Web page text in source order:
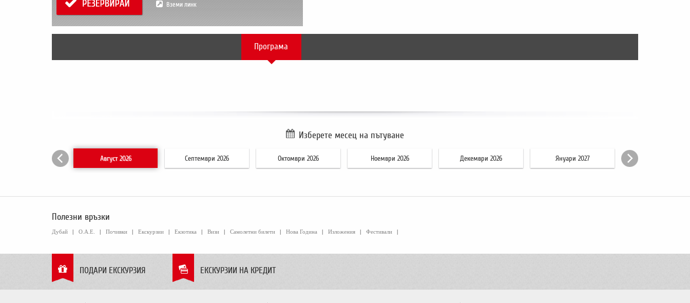
Вземи линк
Програма
Изберете месец на пътуване
Август 2026 Септември 2026 Октомври 2026 Ноември 2026 Декември 2026 Януари 2027
Полезни връзки
Дубай | О.А.Е. | Почивки | Екскурзии | Екзотика | Визи | Самолетни билети | Нова Година | Изложения | Фестивали |
ПОДАРИ ЕКСКУРЗИЯ ЕКСКУРЗИИ НА КРЕДИТ